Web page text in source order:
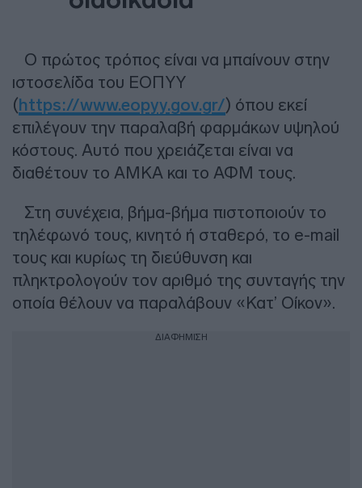
Ο πρώτος τρόπος είναι να μπαίνουν στην
ιστοσελίδα του ΕΟΠΥΥ
(https://www.eopyy.gov.gr/) όπου εκεί
επιλέγουν την παραλαβή φαρμάκων υψηλού
κόστους. Αυτό που χρειάζεται είναι να
διαθέτουν το ΑΜΚΑ και το ΑΦΜ τους.
Στη συνέχεια, βήμα-βήμα πιστοποιούν το
τηλέφωνό τους, κινητό ή σταθερό, το e-mail
τους και κυρίως τη διεύθυνση και
πληκτρολογούν τον αριθμό της συνταγής την
οποία θέλουν να παραλάβουν «Κατ’ Οίκον».
ΔΙΑΦΗΜΙΣΗ